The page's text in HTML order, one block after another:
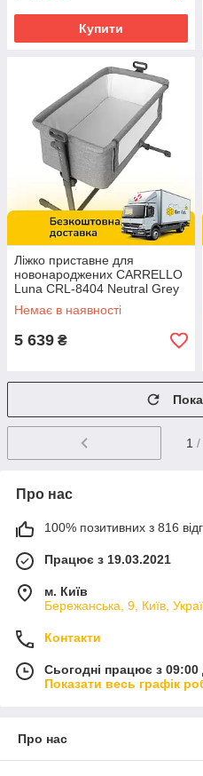
Купити
Ліжко приставне для
новонароджених CARRELLO
Luna CRL-8404 Neutral Grey
Сірий
Немає в наявності
5 639 ₴
1 /
Про нас
100% позитивних з 816
Працює з 19.03.2021
м. Київ
Бережанська, 9, Київ,
Контакти
Сьогодні працює з 09:00
Показати весь графік
Про нас